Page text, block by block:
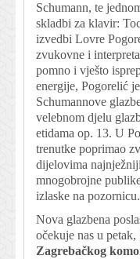
Schumann, te
skladbi za klavir:
izvedbi Lovre
zvukovne i
pomno i vješto
energije, Pogorelić
Schumannove
velebnom djelu
etidama op. 13. U
trenutke poprimao
dijelovima
mnogobrojne
izlaske na pozornicu.
Nova glazbena
očekuje nas u petak,
Zagrebačkog